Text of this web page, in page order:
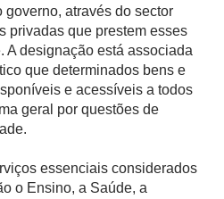
através do sector
privadas que prestem esses
A designação está associada
que determinados bens e
e acessíveis a todos
geral por questões de
essenciais considerados
o Ensino, a Saúde, a